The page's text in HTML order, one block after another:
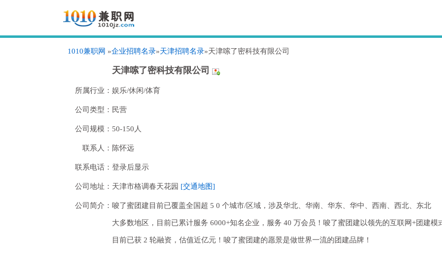
1010兼职网 »企业招聘名录»天津招聘名录»天津嗦了密科技有限公司
天津嗦了密科技有限公司
所属行业： 娱乐/休闲/体育
公司类型： 民营
公司规模： 50-150人
联系人： 陈怀远
联系电话： 登录后显示
公司地址： 天津市格调春天花园 [交通地图]
公司简介： 唆了蜜团建目前已覆盖全国超 5 0 个城市/区域，涉及华北、华南、华东、华中、西南、西北、东北
大多数地区，目前已累计服务 6000+知名企业，服务 40 万会员！唆了蜜团建以领先的互联网+团建模
目前已获 2 轮融资，估值近亿元！唆了蜜团建的愿景是做世界一流的团建品牌！